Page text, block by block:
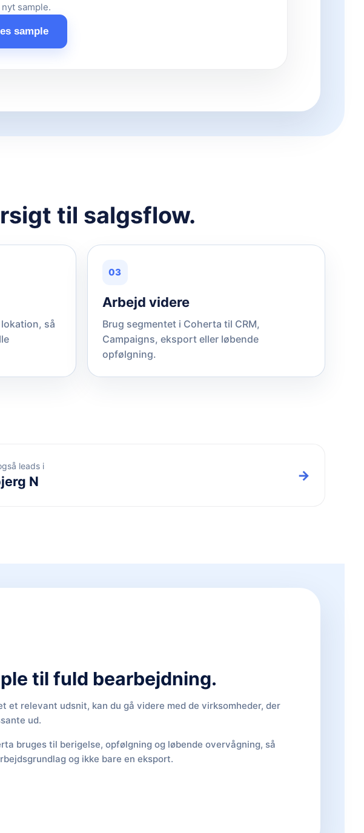
sample.
sample
til salgsflow.
så
03
Arbejd videre
Brug segmentet i Coherta til CRM,
Campaigns, eksport eller løbende
opfølgning.
leads i
N →
til fuld bearbejdning.
et relevant udsnit, kan du gå videre med de virksomheder, der
ud.
bruges til berigelse, opfølgning og løbende overvågning, så
og ikke bare en eksport.